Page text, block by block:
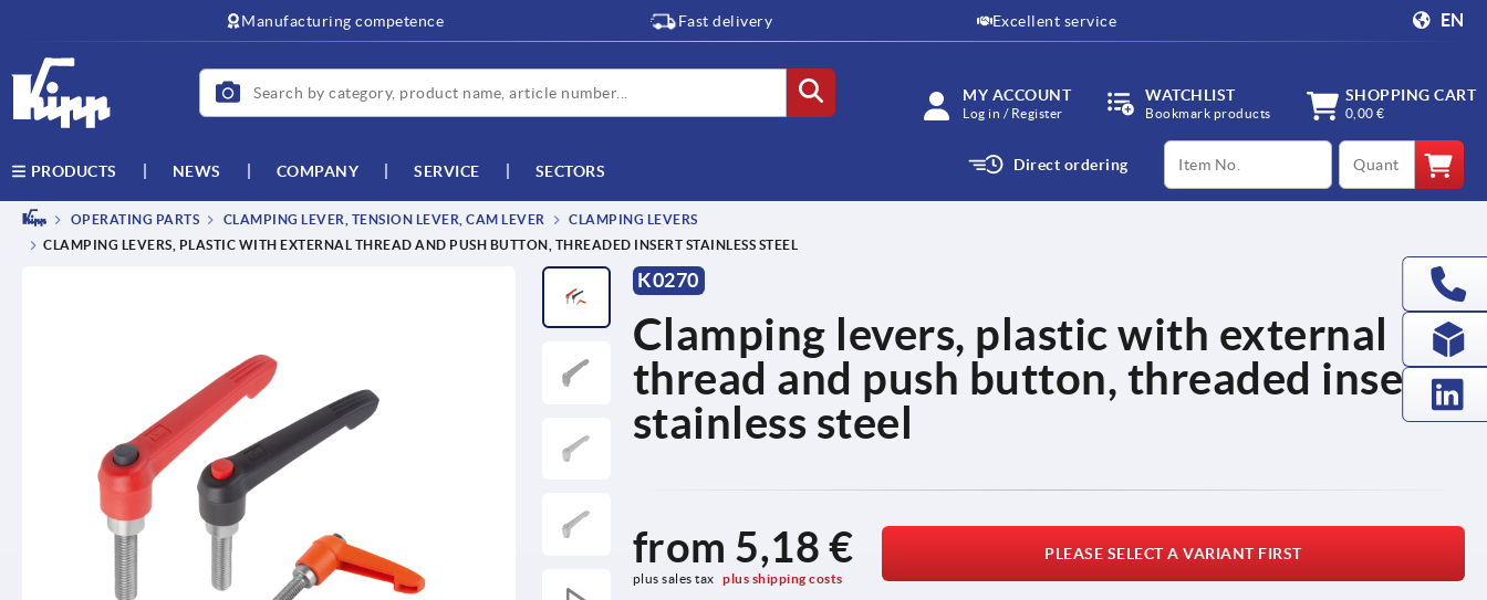
Manufacturing competence Fast delivery Excellent service EN
MY ACCOUNT
Log in / Register
WATCHLIST
Bookmark products
SHOPPING CART
0,00 €
PRODUCTS NEWS COMPANY SERVICE SECTORS Direct ordering
productCode qty
OPERATING PARTS CLAMPING LEVER, TENSION LEVER, CAM LEVER
CLAMPING LEVERS
CLAMPING LEVERS, PLASTIC WITH EXTERNAL THREAD AND PUSH BUTTON, THREADED INSERT STAINLESS STEEL
K0270
Clamping levers, plastic with external
thread and push button, threaded insert
stainless steel
from 5,18 €
plus sales tax plus shipping costs
PLEASE SELECT A VARIANT FIRST